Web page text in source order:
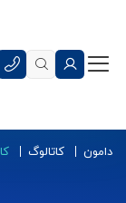
دامون کاتالوگ